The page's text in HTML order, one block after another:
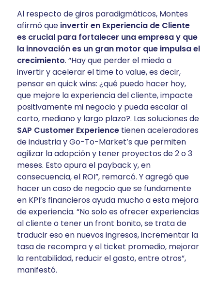
Al respecto de giros paradigmáticos, Montes
afirmó que invertir en Experiencia de Cliente
es crucial para fortalecer una empresay que
la innovación es un gran motor que impulsa el
crecimiento. “Hay que perder el miedo a
invertir y acelerar el time to value, es decir,
pensar en quick wins: ¿qué puedo hacer hoy,
que mejore la experiencia del cliente, impacte
positivamente mi negocio y pueda escalar al
corto, mediano y largo plazo?. Las soluciones de
SAP Customer Experience tienen aceleradores
de industria y Go-To-Market’s que permiten
agilizar la adopción y tener proyectos de 2 o 3
meses. Esto apura el payback y, en
consecuencia, el ROI”, remarcó. Y agregó que
hacer un caso de negocio que se fundamente
en KPI’s financieros ayuda mucho a esta mejora
de experiencia. “No solo es ofrecer experiencias
al cliente o tener un front bonito, se trata de
traducir eso en nuevos ingresos, incrementar la
tasa de recompra y el ticket promedio, mejorar
la rentabilidad, reducir el gasto, entre otros”,
manifestó.